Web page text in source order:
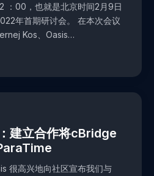
：00，也就是北京时间2月9日
年首期研讨会。 在本次会议
Kos、Oasis…
建立合作将cBridge
很高兴地向社区宣布我们与